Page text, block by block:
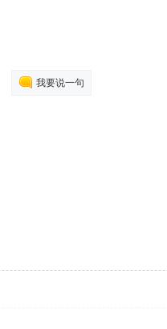
我要说一句